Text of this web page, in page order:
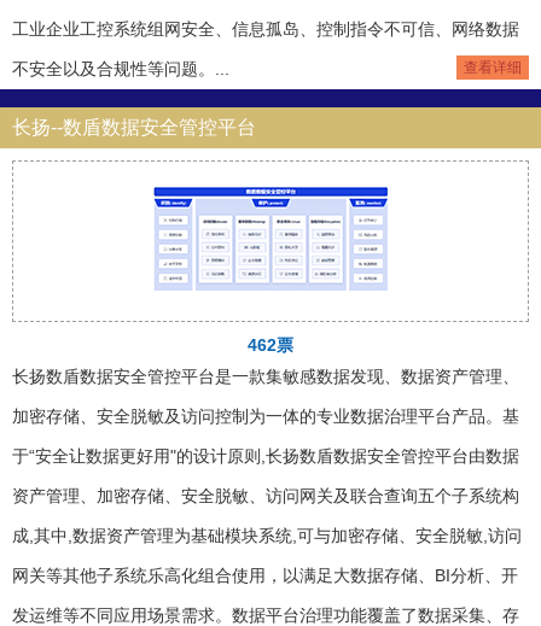
工业企业工控系统组网安全、信息孤岛、控制指令不可信、网络数据
不安全以及合规性等问题。... 查看详细
长扬--数盾数据安全管控平台
462票
长扬数盾数据安全管控平台是一款集敏感数据发现、数据资产管理、
加密存储、安全脱敏及访问控制为一体的专业数据治理平台产品。基
于“安全让数据更好用"的设计原则,长扬数盾数据安全管控平台由数据
资产管理、加密存储、安全脱敏、访问网关及联合查询五个子系统构
成,其中,数据资产管理为基础模块系统,可与加密存储、安全脱敏,访问
网关等其他子系统乐高化组合使用，以满足大数据存储、BI分析、开
发运维等不同应用场景需求。数据平台治理功能覆盖了数据采集、存